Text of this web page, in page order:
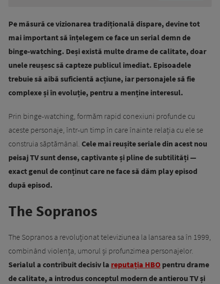
Pe măsură ce vizionarea tradițională dispare, devine tot
mai important să înțelegem ce face un serial demn de
binge-watching. Deși există multe drame de calitate, doar
unele reușesc să capteze publicul imediat. Episoadele
trebuie să aibă suficientă acțiune, iar personajele să fie
complexe și în evoluție, pentru a menține interesul.
Prin binge-watching, formăm rapid conexiuni profunde cu
aceste personaje, într-un timp în care înainte relația cu ele se
construia săptămânal. Cele mai reușite seriale din acest nou
peisaj TV sunt dense, captivante și pline de subtilități —
exact genul de conținut care ne face să dăm play episod
după episod.
The Sopranos
The Sopranos a revoluționat televiziunea la lansarea sa în 1999,
combinând violența, umorul și profunzimea personajelor.
Serialul a contribuit decisiv la reputația HBO pentru drame
de calitate, a introdus conceptul modern de antierou TV și